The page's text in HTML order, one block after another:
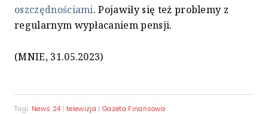
oszczędnościami. Pojawiły się też problemy z
regularnym wypłacaniem pensji.
(MNIE, 31.05.2023)
Tagi: News 24 |telewizja | Gazeta Finansowa